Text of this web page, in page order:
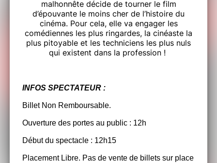
malhonnête décide de tourner le film
d’épouvante le moins cher de l’histoire du
cinéma. Pour cela, elle va engager les
comédiennes les plus ringardes, la cinéaste la
plus pitoyable et les techniciens les plus nuls
qui existent dans la profession !
INFOS SPECTATEUR :
Billet Non Remboursable.
Ouverture des portes au public : 12h
Début du spectacle : 12h15
Placement Libre. Pas de vente de billets sur place